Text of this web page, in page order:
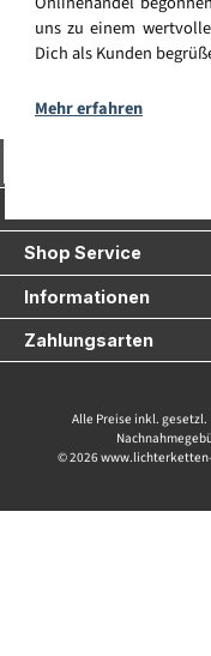
uns zu einem
Dich als Kunden
Mehr erfahren
Shop Service
Informationen
Zahlungsarten
Alle Preise inkl.
© 2026